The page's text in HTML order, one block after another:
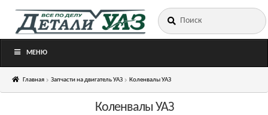
Перейти
Перейти
Искать:
МЕНЮ
Главная Запчасти на двигатель УАЗ Коленвалы УАЗ
Коленвалы УАЗ